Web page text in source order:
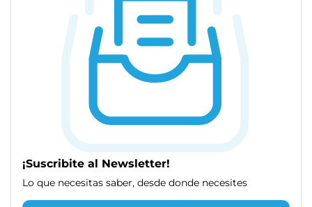
¡Suscribite al Newsletter!
Lo que necesitas saber, desde donde necesites